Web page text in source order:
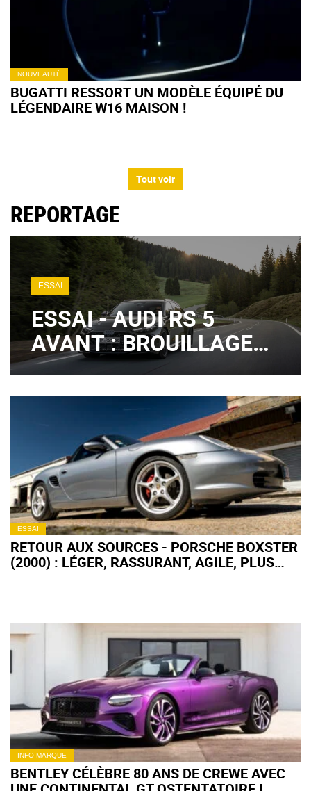
NOUVEAUTÉ
BUGATTI RESSORT UN MODÈLE ÉQUIPÉ DU
LÉGENDAIRE W16 MAISON !
Tout voir
REPORTAGE
ESSAI
ESSAI - AUDI RS 5
AVANT : BROUILLAGE
DE PISTES ?
ESSAI
RETOUR AUX SOURCES - PORSCHE BOXSTER
(2000) : LÉGER, RASSURANT, AGILE, PLUS
INFO MARQUE
BENTLEY CÉLÈBRE 80 ANS DE CREWE AVEC